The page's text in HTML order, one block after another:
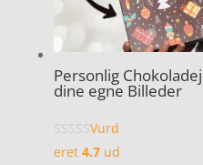
Personlig
dine egne Billeder
Vurd
eret 4.7ud